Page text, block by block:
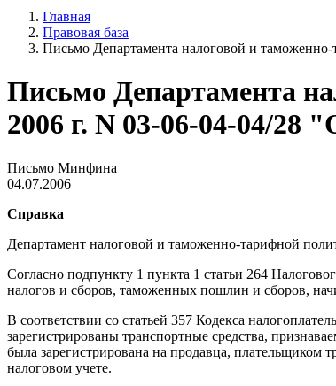
Главная
Правовая база
Письмо Департамента налоговой и
Письмо Департамента
2006 г. N 03-06-04-04/28
Письмо Минфина
04.07.2006
Справка
Департамент налоговой и таможенно-тарифной
Согласно подпункту 1 пункта 1 статьи 264
налогов и сборов, таможенных пошлин и сборов,
В соответствии со статьей 357 Кодекса
зарегистрированы транспортные средства,
была зарегистрирована на продавца, плательщиком
налоговом учете.